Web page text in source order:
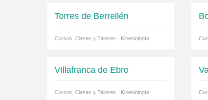
Torres de Berrellén
Cursos, Clases y Talleres · Kinesiología
Villafranca de Ebro
Cursos, Clases y Talleres · Kinesiología